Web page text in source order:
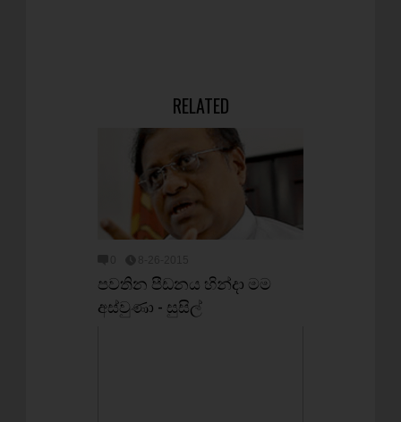
RELATED
පවතින පීඩනය හින්දා මම
අස්වුණා - සුසිල්